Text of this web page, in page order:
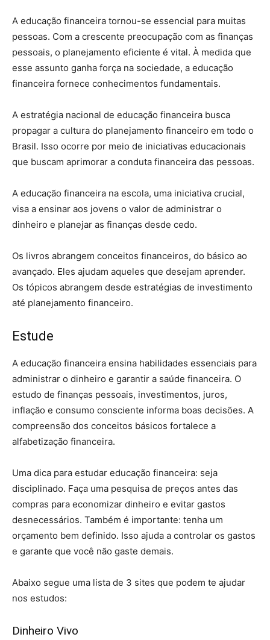
A educação financeira tornou-se essencial para muitas
pessoas. Com a crescente preocupação com as finanças
pessoais, o planejamento eficiente é vital. À medida que
esse assunto ganha força na sociedade, a educação
financeira fornece conhecimentos fundamentais.
A estratégia nacional de educação financeira busca
propagar a cultura do planejamento financeiro em todo o
Brasil. Isso ocorre por meio de iniciativas educacionais
que buscam aprimorar a conduta financeira das pessoas.
A educação financeira na escola, uma iniciativa crucial,
visa a ensinar aos jovens o valor de administrar o
dinheiro e planejar as finanças desde cedo.
Os livros abrangem conceitos financeiros, do básico ao
avançado. Eles ajudam aqueles que desejam aprender.
Os tópicos abrangem desde estratégias de investimento
até planejamento financeiro.
Estude
A educação financeira ensina habilidades essenciais para
administrar o dinheiro e garantir a saúde financeira. O
estudo de finanças pessoais, investimentos, juros,
inflação e consumo consciente informa boas decisões. A
compreensão dos conceitos básicos fortalece a
alfabetização financeira.
Uma dica para estudar educação financeira: seja
disciplinado. Faça uma pesquisa de preços antes das
compras para economizar dinheiro e evitar gastos
desnecessários. Também é importante: tenha um
orçamento bem definido. Isso ajuda a controlar os gastos
e garante que você não gaste demais.
Abaixo segue uma lista de 3 sites que podem te ajudar
nos estudos:
Dinheiro Vivo